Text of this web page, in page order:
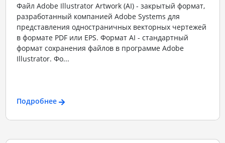
Файл Adobe Illustrator Artwork (AI) - закрытый формат,
разработанный компанией Adobe Systems для
представления одностраничных векторных чертежей
в формате PDF или EPS. Формат AI - стандартный
формат сохранения файлов в программе Adobe
Illustrator. Фо...
Подробнее